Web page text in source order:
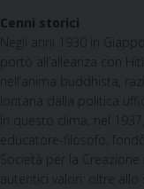
Cenni storici
Negli anni 1930 in
portò all’alleanza con
nell’anima buddhista,
lontana dalla politica
In questo clima, nel
educatore-filosofo,
Società per la
autentici valori: oltre